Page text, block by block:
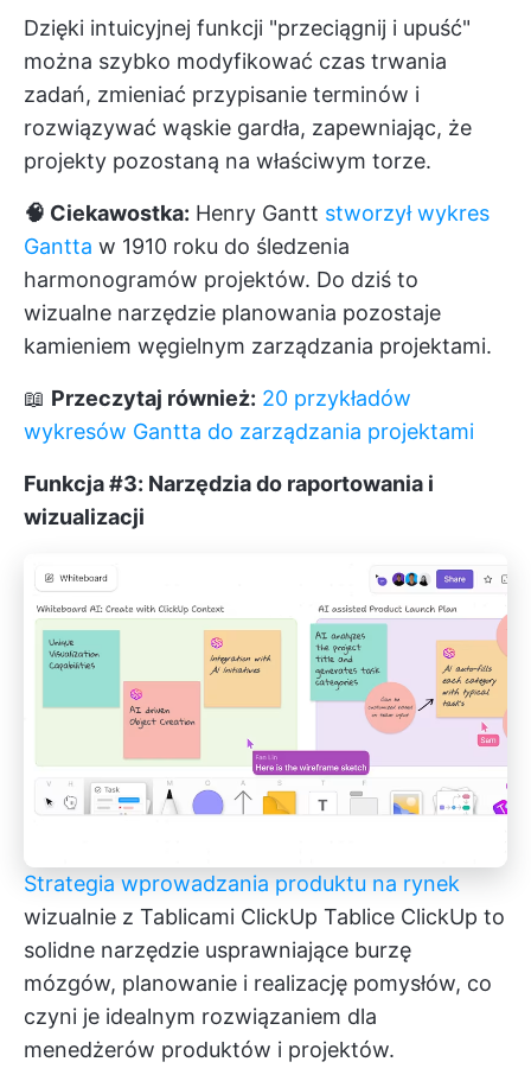
Dzięki intuicyjnej funkcji "przeciągnij i upuść"
można szybko modyfikować czas trwania
zadań, zmieniać przypisanie terminów i
rozwiązywać wąskie gardła, zapewniając, że
projekty pozostaną na właściwym torze.
🧠 Ciekawostka: Henry Gantt stworzył wykres
Gantta w 1910 roku do śledzenia
harmonogramów projektów. Do dziś to
wizualne narzędzie planowania pozostaje
kamieniem węgielnym zarządzania projektami.
📖 Przeczytaj również: 20 przykładów
wykresów Gantta do zarządzania projektami
Funkcja #3: Narzędzia do raportowania i
wizualizacji
Strategia wprowadzania produktu na rynek
wizualnie z Tablicami ClickUp Tablice ClickUp to
solidne narzędzie usprawniające burzę
mózgów, planowanie i realizację pomysłów, co
czyni je idealnym rozwiązaniem dla
menedżerów produktów i projektów.